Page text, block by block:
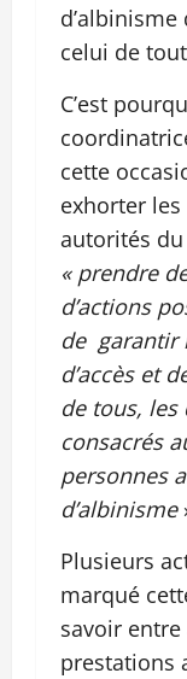
celui de
C’est
cette
exhorter
autorités
« prendre
d’actions
de garantir
d’accès et
de tous, les
consacrés
personnes
d’albinisme
Plusieurs
marqué
savoir
prestations